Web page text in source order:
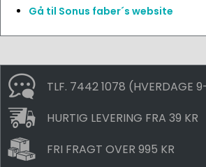
Gå til Sonus faber´s website
TLF. 7442 1078 (HVERDAGE
HURTIG LEVERING FRA 39 KR
FRI FRAGT OVER 995 KR